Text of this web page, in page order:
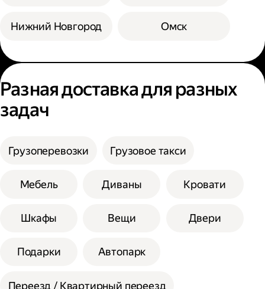
Нижний Новгород Омск
Разная доставка для разных
задач
Грузоперевозки Грузовое такси
Мебель Диваны Кровати
Шкафы Вещи Двери
Подарки Автопарк
Переезд / Квартирный переезд